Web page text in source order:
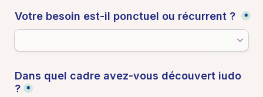
Votre besoin est-il ponctuel ou récurrent ? *
Dans quel cadre avez-vous découvert iudo
? *